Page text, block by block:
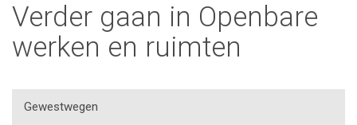
Verder gaan in Openbare
werken en ruimten
Gewestwegen